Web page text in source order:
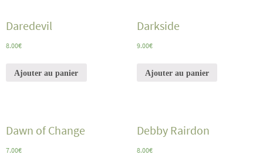
Daredevil
8.00€
Ajouter au panier
Darkside
9.00€
Ajouter au panier
Dawn of Change
7.00€
Debby Rairdon
8.00€